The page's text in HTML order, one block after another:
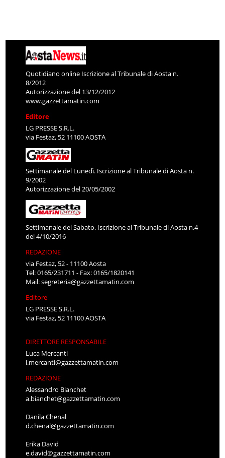
Quotidiano online Iscrizione al Tribunale di Aosta n.
8/2012
Autorizzazione del 13/12/2012
www.gazzettamatin.com
Editore
LG PRESSE S.R.L.
via Festaz, 52 11100 AOSTA
Settimanale del Lunedì. Iscrizione al Tribunale di Aosta n.
9/2002
Autorizzazione del 20/05/2002
Settimanale del Sabato. Iscrizione al Tribunale di Aosta n.4
del 4/10/2016
REDAZIONE
via Festaz, 52 - 11100 Aosta
Tel: 0165/231711 - Fax: 0165/1820141
Mail:segreteria@gazzettamatin.com
Editore
LG PRESSE S.R.L.
via Festaz, 52 11100 AOSTA
DIRETTORE RESPONSABILE
Luca Mercanti
l.mercanti@gazzettamatin.com
REDAZIONE
Alessandro Bianchet
a.bianchet@gazzettamatin.com
Danila Chenal
d.chenal@gazzettamatin.com
Erika David
e.david@gazzettamatin.com